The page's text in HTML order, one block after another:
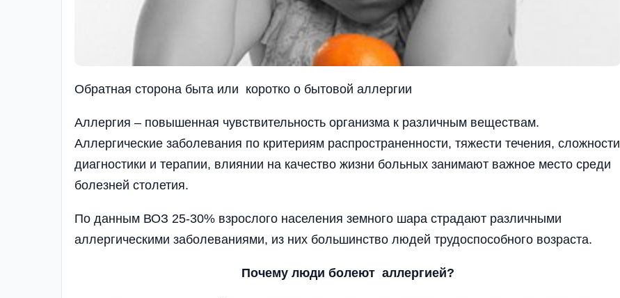
Обратная сторона быта или коротко о бытовой аллергии
Аллергия – повышенная чувст­вительность организма к различным веществам.
Аллергические заболеван­ия по критериям распространенности, тяжести течения, сложности
диагностики и терапии, влиянии на качество жизни больных занимают важное место среди
болезней столетия.
По данным ВОЗ 25-30% взрослого населения земного шара страдают различными
аллергическими заболеваниями, из них большинст­во людей трудоспособного возраста­.
Почему люди болеют аллергией?